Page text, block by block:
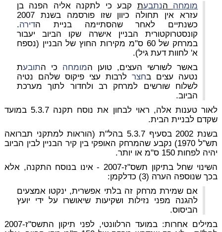
מומחה הנתבעת קבע כי לתקנה אליה הפנה בן
עזרא אין תחולה כיוון שזו פורסמה בשנת 2007
כשנתיים לאחר שהסתיימה בניית הדירה.
קונסטרוקטורית הבניין אישרה שקו הביוב יעבור
במרחק של 60 ס"מ מקירות החוץ של הבניין (נספח
א' לחוות דעת גיל).
באשר לשורשי העצים, טוען המומחה כי התובעת
נטעה עצים בחצרלרבות עצי פיקוס שלהם נטיה
לשלוח שורשים למרחק רב ולחדור לתוך מערכת
הביוב.
לאור טענות אלה, ראוי לבחון את נוסח תקנה 5.3.7 במועד
שקדם לבניית הבית.
בשנת 2002 בסעיף 5.3.7 בהל"ת (הוראות למתקני תברואה
תש"ל 1970) נקבע שהמרחק האופקי בין קיר הבניין לבין הביוב
יהיה לפחות 150 ס"מ או יותר.
השינוי שחל בתיקון תשס"ז-2007 - אינו בנוסח התקנה, אלא
בכך שנוספה הערה (3) כדלקמן:
אם שמירת מרחק זה בלתי אפשרית, ינקטו אמצעים
להגנה מפני נזילות ושקיעות שיאושרו על ידי יועץ
הביסוס.
במילים אחרות: במועד הרלוונטי, לפני תיקון התשס"ז-2007